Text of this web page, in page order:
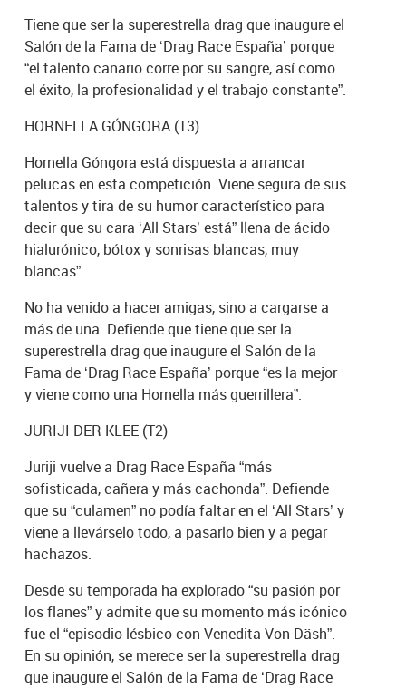
Tiene que ser la superestrella drag que inaugure el
Salón de la Fama de ‘Drag Race España’ porque
“el talento canario corre por su sangre, así como
el éxito, la profesionalidad y el trabajo constante”.
HORNELLA GÓNGORA (T3)
Hornella Góngora está dispuesta a arrancar
pelucas en esta competición. Viene segura de sus
talentos y tira de su humor característico para
decir que su cara ‘All Stars’ está” llena de ácido
hialurónico, bótox y sonrisas blancas, muy
blancas”.
No ha venido a hacer amigas, sino a cargarse a
más de una. Defiende que tiene que ser la
superestrella drag que inaugure el Salón de la
Fama de ‘Drag Race España’ porque “es la mejor
y viene como una Hornella más guerrillera”.
JURIJI DER KLEE (T2)
Juriji vuelve a Drag Race España “más
sofisticada, cañera y más cachonda”. Defiende
que su “culamen” no podía faltar en el ‘All Stars’ y
viene a llevárselo todo, a pasarlo bien y a pegar
hachazos.
Desde su temporada ha explorado “su pasión por
los flanes” y admite que su momento más icónico
fue el “episodio lésbico con Venedita Von Däsh”.
En su opinión, se merece ser la superestrella drag
que inaugure el Salón de la Fama de ‘Drag Race